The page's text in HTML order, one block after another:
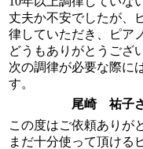
丈夫か不安でしたが、
律していただき、ピア
どうもありがとうござ
次の調律が必要な際に
す。
尾崎 祐子
この度はご依頼ありが
まだ十分使って頂ける